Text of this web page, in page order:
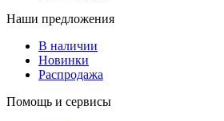
Наши предложения
В наличии
Новинки
Распродажа
Помощь и сервисы